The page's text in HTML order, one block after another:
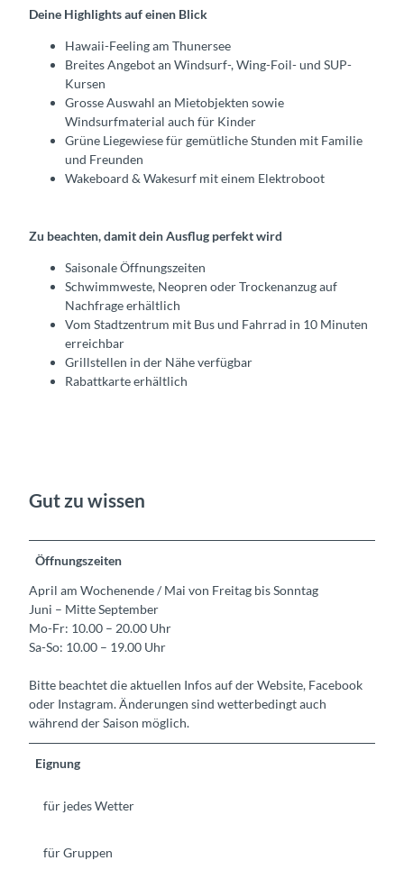
Deine Highlights auf einen Blick
Hawaii-Feeling am Thunersee
Breites Angebot an Windsurf-, Wing-Foil- und SUP-
Kursen
Grosse Auswahl an Mietobjekten sowie
Windsurfmaterial auch für Kinder
Grüne Liegewiese für gemütliche Stunden mit Familie
und Freunden
Wakeboard & Wakesurf mit einem Elektroboot
Zu beachten, damit dein Ausflug perfekt wird
Saisonale Öffnungszeiten
Schwimmweste, Neopren oder Trockenanzug auf
Nachfrage erhältlich
Vom Stadtzentrum mit Bus und Fahrrad in 10 Minuten
erreichbar
Grillstellen in der Nähe verfügbar
Rabattkarte erhältlich
Gut zu wissen
Öffnungszeiten
April am Wochenende / Mai von Freitag bis Sonntag
Juni – Mitte September
Mo-Fr: 10.00 – 20.00 Uhr
Sa-So: 10.00 – 19.00 Uhr
Bitte beachtet die aktuellen Infos auf der Website, Facebook
oder Instagram. Änderungen sind wetterbedingt auch
während der Saison möglich.
Eignung
für jedes Wetter
für Gruppen